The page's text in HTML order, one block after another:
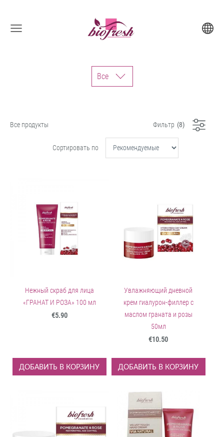
Все
Все продукты Фильтр (8)
Сортировать по
Нежный скраб для лица
«ГРАНАТ И РОЗА» 100 мл
€5.90
ДОБАВИТЬ В КОРЗИНУ
Увлажняющий дневной
крем гиалурон-филлер с
маслом граната и розы
50мл
€10.50
ДОБАВИТЬ В КОРЗИНУ